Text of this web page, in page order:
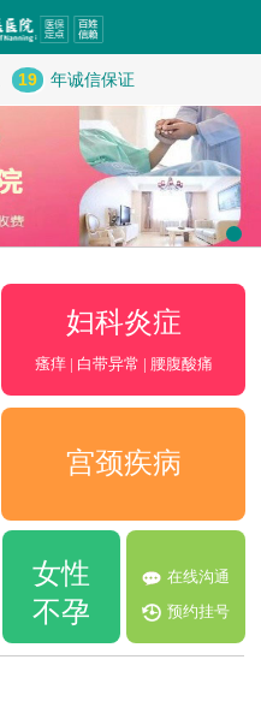
19 年诚信保证
妇科炎症
瘙痒 | 白带异常 | 腰腹酸痛
宫颈疾病
女性
不孕
在线沟通
预约挂号